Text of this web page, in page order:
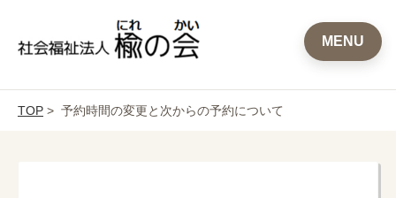
MENU
TOP > 予約時間の変更と次からの予約について